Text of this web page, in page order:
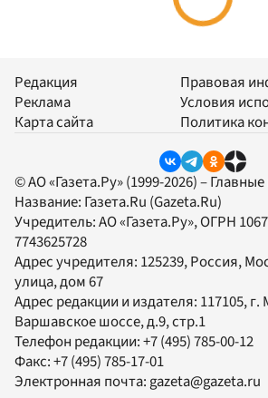
Редакция
Реклама
Карта сайта
Правовая
Условия
Политика
© АО «Газета.Ру» (1999-2026) –
Название: Газета.Ru (Gazeta.Ru)
Учредитель:АО «Газета.Ру», ОГРН
7743625728
Адрес учредителя: 125239, Россия,
улица, дом 67
Адрес редакции и издателя: 117105, г.
Варшавское шоссе, д.9, стр.1
Телефон редакции:+7 (495) 785-00-12
Факс:+7 (495) 785-17-01
Электронная почта:gazeta@gazeta.ru